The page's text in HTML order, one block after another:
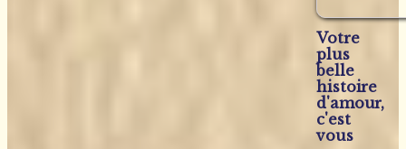
Votre
plus
belle
histoire
d'amour,
c'est
vous